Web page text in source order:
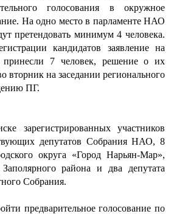
голосования в окружное
На одно место в парламенте НАО
претендовать минимум 4 человека.
кандидатов заявление на
принесли 7 человек, решение о их
вторник на заседании регионального
ПГ.
зарегистрированных участников
депутатов Собрания НАО, 8
округа «Город Нарьян-Мар»,
района и два депутата
Собрания.
предварительное голосование по